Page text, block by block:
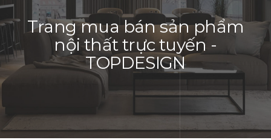
Trang mua bán sản phẩm
nội thất trực tuyến -
TOPDESIGN